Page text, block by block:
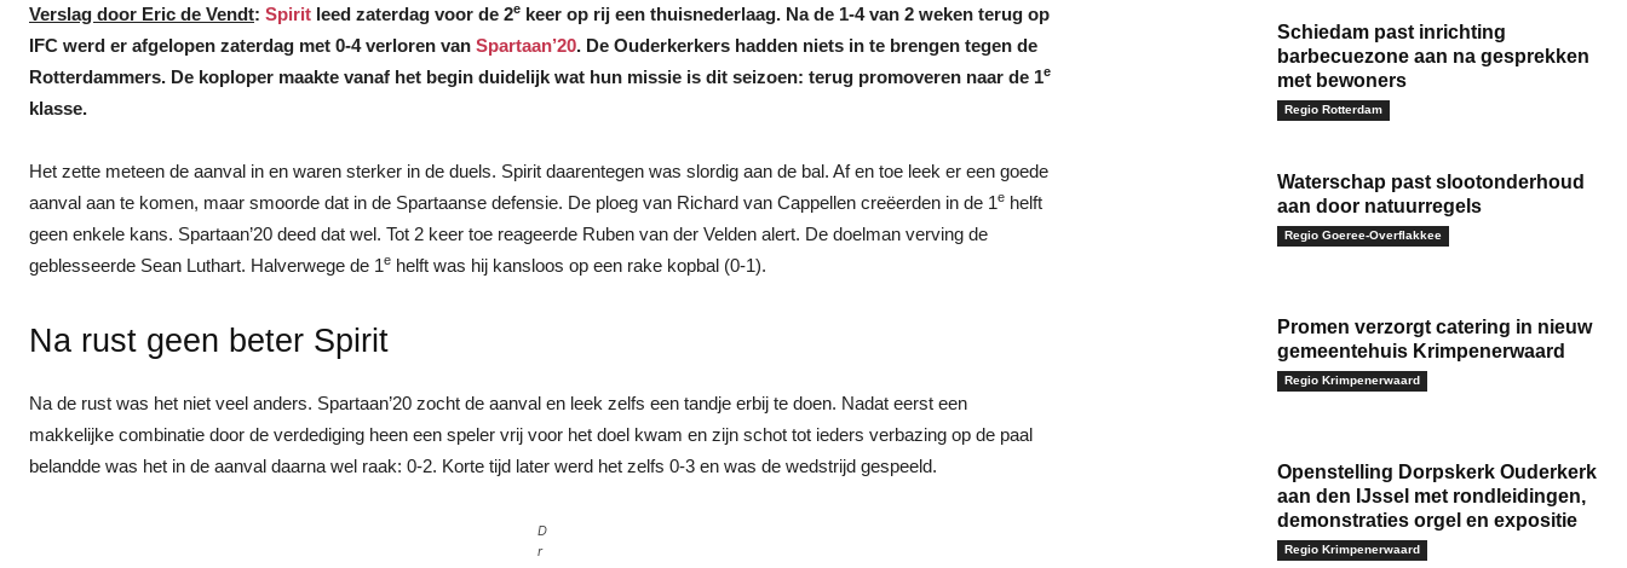
Verslag door Eric de Vendt: Spirit leed zaterdag voor de 2e keer op rij een thuisnederlaag. Na de 1-4 van 2 weken terug op
IFC werd er afgelopen zaterdag met 0-4 verloren van Spartaan’20. De Ouderkerkers hadden niets in te brengen tegen de
Rotterdammers. De koploper maakte vanaf het begin duidelijk wat hun missie is dit seizoen: terug promoveren naar de 1e
klasse.
Het zette meteen de aanval in en waren sterker in de duels. Spirit daarentegen was slordig aan de bal. Af en toe leek er een goede
aanval aan te komen, maar smoorde dat in de Spartaanse defensie. De ploeg van Richard van Cappellen creëerden in de 1e helft
geen enkele kans. Spartaan’20 deed dat wel. Tot 2 keer toe reageerde Ruben van der Velden alert. De doelman verving de
geblesseerde Sean Luthart. Halverwege de 1e helft was hij kansloos op een rake kopbal (0-1).
Na rust geen beter Spirit
Na de rust was het niet veel anders. Spartaan’20 zocht de aanval en leek zelfs een tandje erbij te doen. Nadat eerst een
makkelijke combinatie door de verdediging heen een speler vrij voor het doel kwam en zijn schot tot ieders verbazing op de paal
belandde was het in de aanval daarna wel raak: 0-2. Korte tijd later werd het zelfs 0-3 en was de wedstrijd gespeeld.
D
r
Schiedam past inrichting
barbecuezone aan na gesprekken
met bewoners
Regio Rotterdam
Waterschap past slootonderhoud
aan door natuurregels
Regio Goeree-Overflakkee
Promen verzorgt catering in nieuw
gemeentehuis Krimpenerwaard
Regio Krimpenerwaard
Openstelling Dorpskerk Ouderkerk
aan den IJssel met rondleidingen,
demonstraties orgel en expositie
Regio Krimpenerwaard